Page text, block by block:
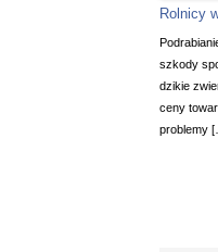
Rolnicy
szkody
dzikie
ceny
problemy